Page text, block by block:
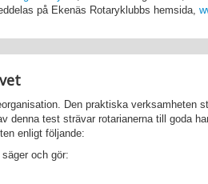
på Ekenäs Rotaryklubbs hemsida,
Den praktiska verksamheten
denna test strävar rotarianerna till goda
enligt följande:
och gör: